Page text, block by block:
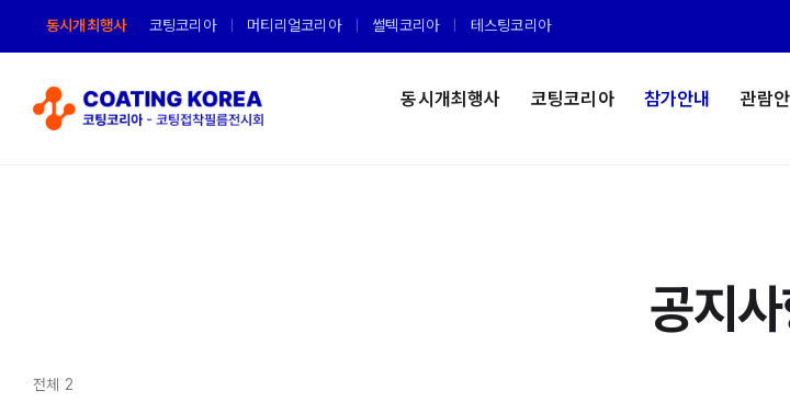
동시개최행사 코팅코리아 머티리얼코리아 썰텍코리아 테스팅코리아
동시개최행사 코팅코리아 참가안내 관람
공지
전체 2